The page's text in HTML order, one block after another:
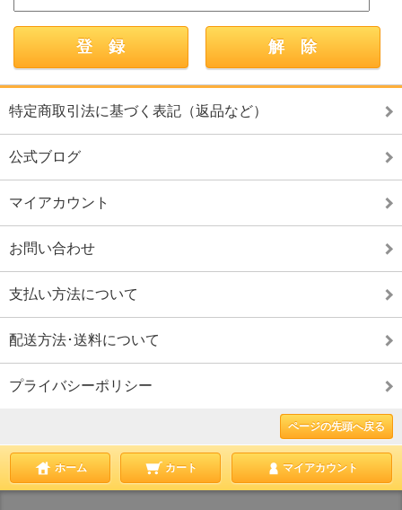
特定商取引法に基づく表記（返品など）
公式ブログ
マイアカウント
お問い合わせ
支払い方法について
配送方法･送料について
プライバシーポリシー
ページの先頭へ戻る
ホーム カート マイアカウント